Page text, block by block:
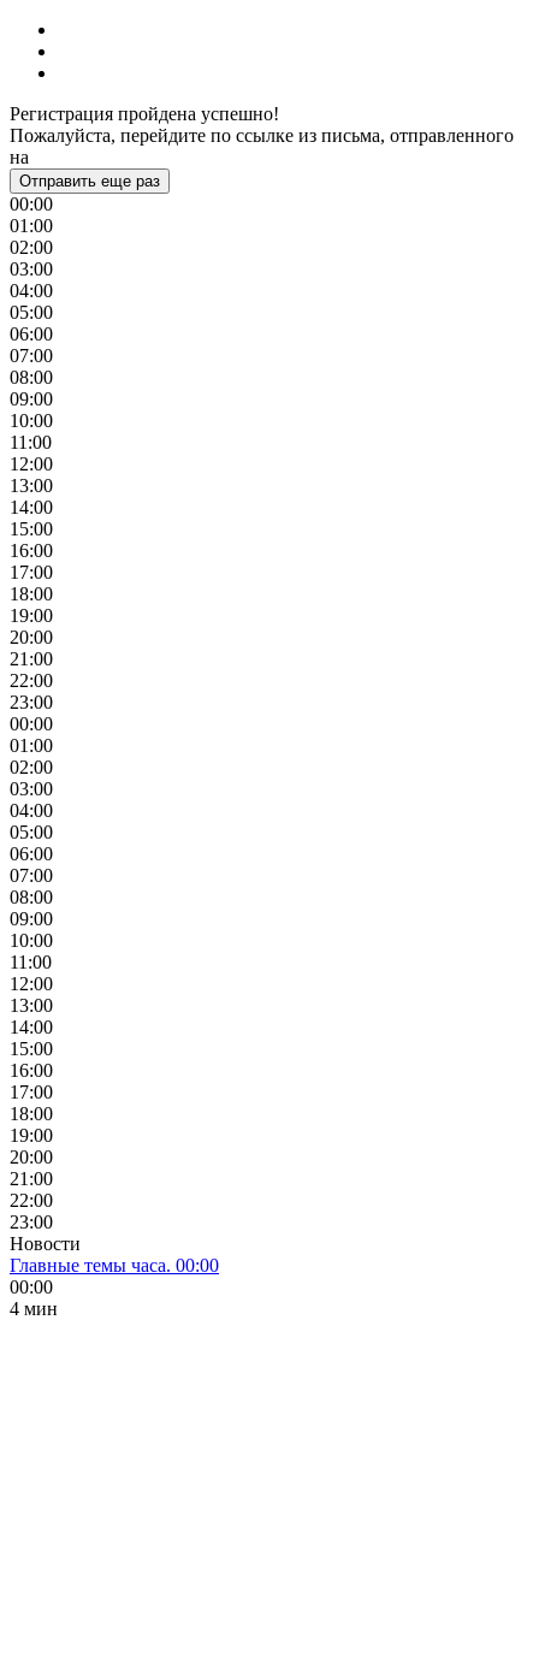
Регистрация пройдена успешно!
Пожалуйста, перейдите по ссылке из письма, отправленного
на
Отправить еще раз
00:00
01:00
02:00
03:00
04:00
05:00
06:00
07:00
08:00
09:00
10:00
11:00
12:00
13:00
14:00
15:00
16:00
17:00
18:00
19:00
20:00
21:00
22:00
23:00
00:00
01:00
02:00
03:00
04:00
05:00
06:00
07:00
08:00
09:00
10:00
11:00
12:00
13:00
14:00
15:00
16:00
17:00
18:00
19:00
20:00
21:00
22:00
23:00
Новости
Главные темы часа. 00:00
00:00
4 мин